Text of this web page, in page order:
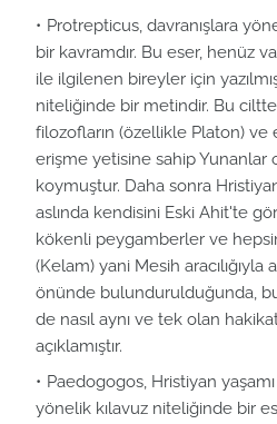
Protrepticus, davranışlara
bir kavramdır. Bu eser, henüz
ile ilgilenen bireyler için
niteliğinde bir metindir. Bu
filozofların (özellikle Platon) ve
erişme yetisine sahip Yunanlar
koymuştur. Daha sonra
aslında kendisini Eski Ahit'te
kökenli peygamberler ve
(Kelam) yani Mesih aracılığıyla
önünde bulundurulduğunda,
de nasıl aynı ve tek olan
açıklamıştır.
Paedogogos, Hristiyan
yönelik kılavuz niteliğinde bir